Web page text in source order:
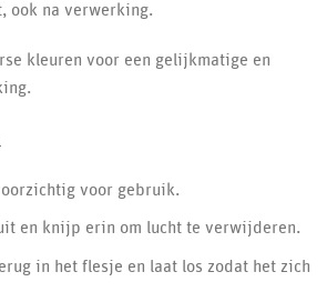
ook na verwerking.
kleuren voor een gelijkmatige en
voor gebruik.
en knijp erin om lucht te verwijderen.
in het flesje en laat los zodat het zich